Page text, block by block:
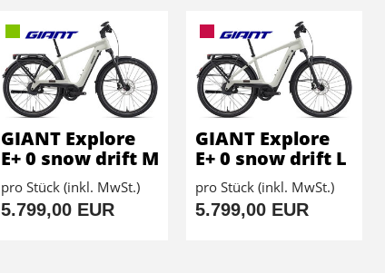
GIANT Explore
E+ 0 snow drift M
pro Stück (inkl. MwSt.)
5.799,00 EUR
GIANT Explore
E+ 0 snow drift L
pro Stück (inkl. MwSt.)
5.799,00 EUR